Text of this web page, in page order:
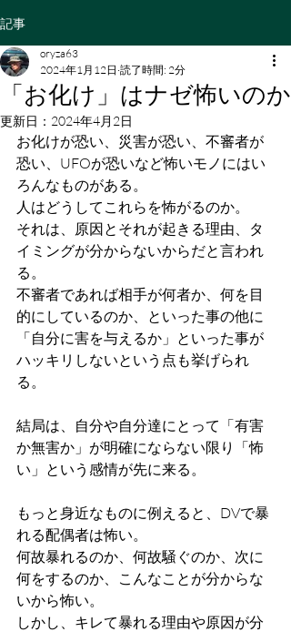
記事
「お化け」はナゼ怖いのか
oryza63
2024年1月12日 読了時間: 2分
更新日： 2024年4月2日
お化けが恐い、災害が恐い、不審者が
恐い、UFOが恐いなど怖いモノにはい
ろんなものがある。
人はどうしてこれらを怖がるのか。
それは、原因とそれが起きる理由、タ
イミングが分からないからだと言われ
る。
不審者であれば相手が何者か、何を目
的にしているのか、といった事の他に
「自分に害を与えるか」といった事が
ハッキリしないという点も挙げられ
る。
結局は、自分や自分達にとって「有害
か無害か」が明確にならない限り「怖
い」という感情が先に来る。
もっと身近なものに例えると、DVで暴
れる配偶者は怖い。
何故暴れるのか、何故騒ぐのか、次に
何をするのか、こんなことが分からな
いから怖い。
しかし、キレて暴れる理由や原因が分